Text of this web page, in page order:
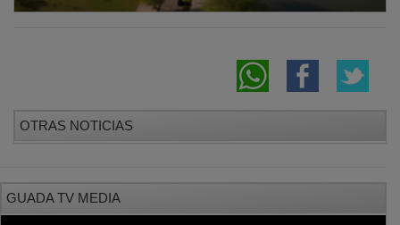
OTRAS NOTICIAS
GUADA TV MEDIA